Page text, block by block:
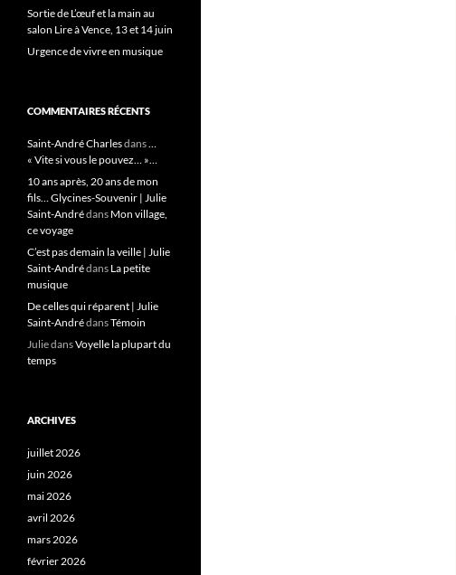
Sortie de L’œuf et la main au
salon Lire à Vence, 13 et 14 juin
Urgence de vivre en musique
COMMENTAIRES RÉCENTS
Saint-André Charlesdans…
« Vite si vous le pouvez… »…
10 ans après, 20 ans de mon
fils… Glycines-Souvenir | Julie
Saint-Andrédans Mon village,
ce voyage
C’est pas demain la veille | Julie
Saint-Andrédans La petite
musique
De celles qui réparent | Julie
Saint-AndrédansTémoin
JuliedansVoyelle la plupart du
temps
ARCHIVES
juillet 2026
juin 2026
mai 2026
avril 2026
mars 2026
février 2026